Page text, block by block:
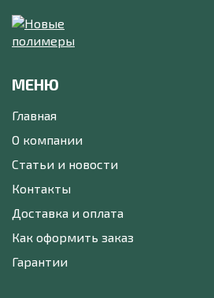
МЕНЮ
Главная
О компании
Статьи и новости
Контакты
Доставка и оплата
Как оформить заказ
Гарантии